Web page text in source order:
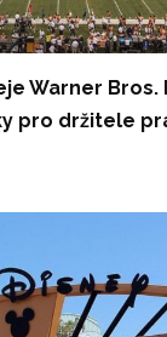
Warner Bros.
pro držitele